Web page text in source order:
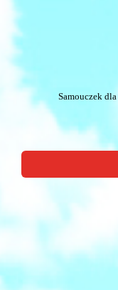
Samouczek